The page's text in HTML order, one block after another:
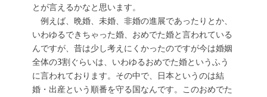
とが言えるかなと思います。
例えば、晩婚、未婚、非婚の進展であったりとか、
いわゆるできちゃった婚、おめでた婚と言われている
んですが、昔は少し考えにくかったのですが今は婚姻
全体の3割ぐらいは、いわゆるおめでた婚というふう
に言われております。その中で、日本というのは結
婚・出産という順番を守る国なんです。このおめでた